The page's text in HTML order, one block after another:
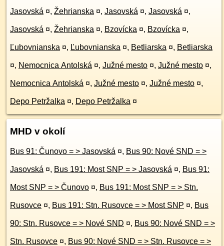
Jasovská ¤, Žehrianska ¤, Jasovská ¤, Jasovská ¤,
Jasovská ¤, Žehrianska ¤, Bzovícka ¤, Bzovícka ¤,
Ľubovnianska ¤, Ľubovnianska ¤, Betliarska ¤, Betliarska
¤, Nemocnica Antolská ¤, Južné mesto ¤, Južné mesto ¤,
Nemocnica Antolská ¤, Južné mesto ¤, Južné mesto ¤,
Depo Petržalka ¤, Depo Petržalka ¤
MHD v okolí
Bus 91: Čunovo = > Jasovská ¤, Bus 90: Nové SND = >
Jasovská ¤, Bus 191: Most SNP = > Jasovská ¤, Bus 91:
Most SNP = > Čunovo ¤, Bus 191: Most SNP = > Stn.
Rusovce ¤, Bus 191: Stn. Rusovce = > Most SNP ¤, Bus
90: Stn. Rusovce = > Nové SND ¤, Bus 90: Nové SND = >
Stn. Rusovce ¤, Bus 90: Nové SND = > Stn. Rusovce = >